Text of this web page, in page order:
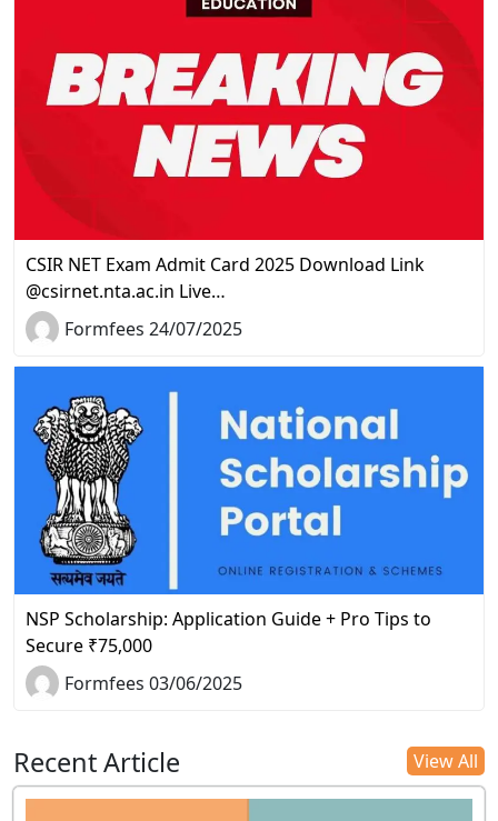
CSIR NET Exam Admit Card 2025 Download Link
@csirnet.nta.ac.in Live…
Formfees 24/07/2025
NSP Scholarship: Application Guide + Pro Tips to
Secure ₹75,000
Formfees 03/06/2025
Recent Article View All